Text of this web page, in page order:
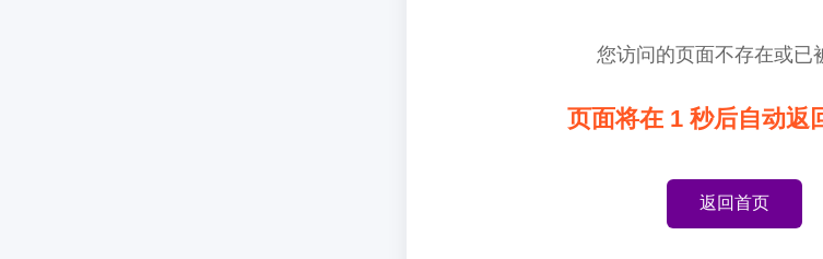
您访问的页面不存在或已
页面将在 1 秒后自动返
返回首页